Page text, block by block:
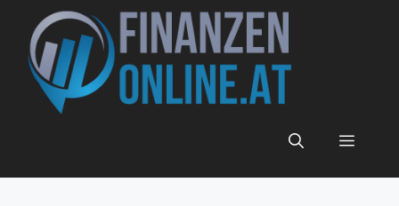
Inhalt
springen
Menü